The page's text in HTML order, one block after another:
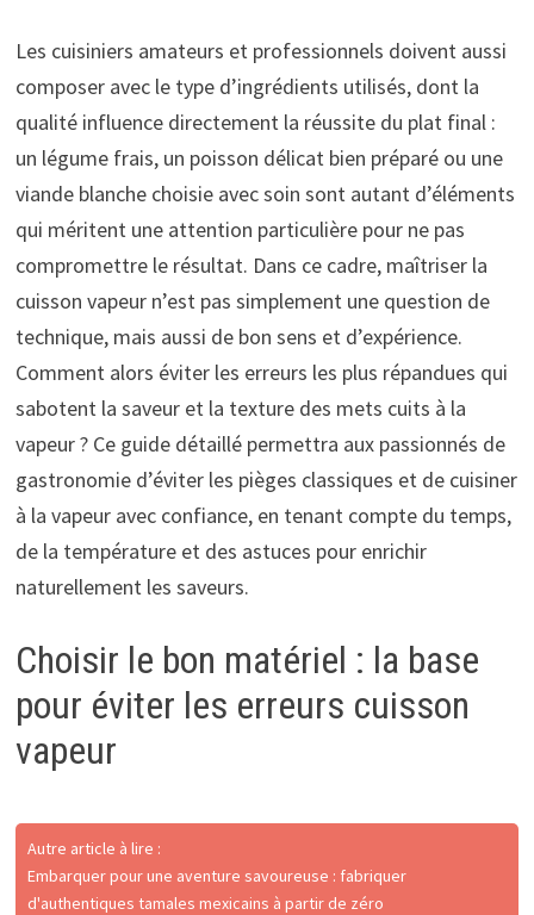
Les cuisiniers amateurs et professionnels doivent aussi
composer avec le type d’ingrédients utilisés, dont la
qualité influence directement la réussite du plat final :
un légume frais, un poisson délicat bien préparé ou une
viande blanche choisie avec soin sont autant d’éléments
qui méritent une attention particulière pour ne pas
compromettre le résultat. Dans ce cadre, maîtriser la
cuisson vapeur n’est pas simplement une question de
technique, mais aussi de bon sens et d’expérience.
Comment alors éviter les erreurs les plus répandues qui
sabotent la saveur et la texture des mets cuits à la
vapeur ? Ce guide détaillé permettra aux passionnés de
gastronomie d’éviter les pièges classiques et de cuisiner
à la vapeur avec confiance, en tenant compte du temps,
de la température et des astuces pour enrichir
naturellement les saveurs.
Choisir le bon matériel : la base
pour éviter les erreurs cuisson
vapeur
Autre article à lire :
Embarquer pour une aventure savoureuse : fabriquer
d'authentiques tamales mexicains à partir de zéro